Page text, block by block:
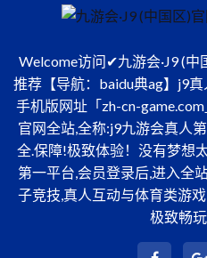
Welcome访问✔九游会·J9 (
推荐【导航：baidu典ag】j9
手机版网址「zh-cn-
官网全站,全称:j9九游会真人
全.保障!极致体验！没有梦想
第一平台,会员登录后,进入全
子竞技,真人互动与体育类游
极致畅玩